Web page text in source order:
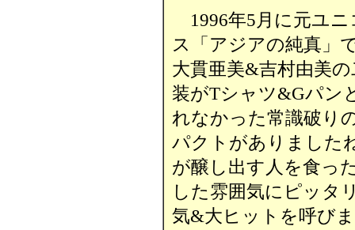
1996年5月に元ユニ
ス「アジアの純真」
大貫亜美&吉村由美
装がTシャツ&Gパン
れなかった常識破り
パクトがありました
が醸し出す人を食っ
した雰囲気にピッタ
気&大ヒットを呼び